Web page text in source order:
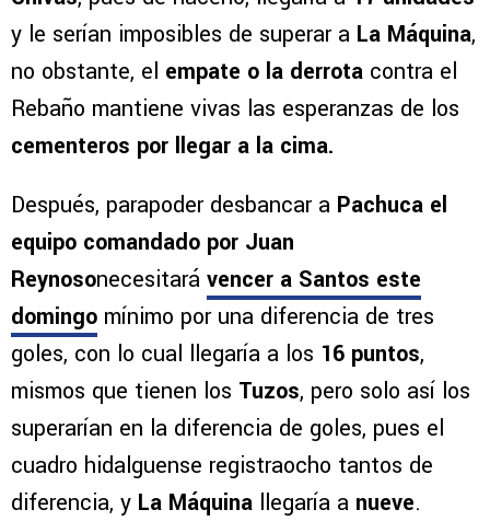
y le serían imposibles de superar a La Máquina,
no obstante, el empate o la derrota contra el
Rebaño mantiene vivas las esperanzas de los
cementeros por llegar a la cima.
Después, parapoder desbancar a Pachuca el
equipo comandado por Juan
Reynosonecesitará vencer a Santos este
domingo mínimo por una diferencia de tres
goles, con lo cual llegaría a los 16 puntos,
mismos que tienen los Tuzos, pero solo así los
superarían en la diferencia de goles, pues el
cuadro hidalguense registraocho tantos de
diferencia, y La Máquina llegaría a nueve.